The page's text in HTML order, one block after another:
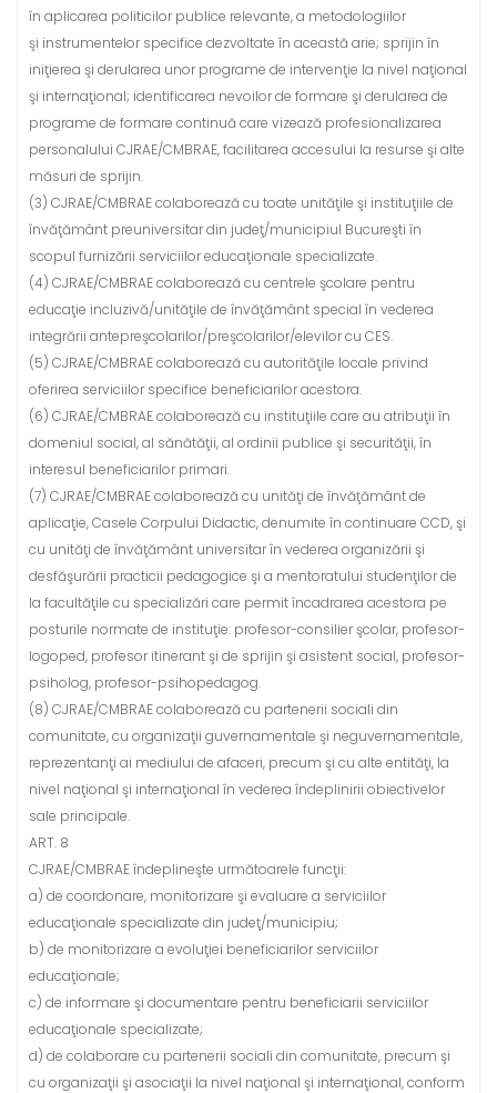
în aplicarea politicilor publice relevante, a metodologiilor
şi instrumentelor specifice dezvoltate în această arie; sprijin în
iniţierea şi derularea unor programe de intervenţie la nivel naţional
şi internaţional; identificarea nevoilor de formare şi derularea de
programe de formare continuă care vizează profesionalizarea
personalului CJRAE/CMBRAE, facilitarea accesului la resurse şi alte
măsuri de sprijin.
(3) CJRAE/CMBRAE colaborează cu toate unităţile şi instituţiile de
învăţământ preuniversitar din judeţ/municipiul Bucureşti în
scopul furnizării serviciilor educaţionale specializate.
(4) CJRAE/CMBRAE colaborează cu centrele şcolare pentru
educaţie incluzivă/unităţile de învăţământ special în vederea
integrării antepreşcolarilor/preşcolarilor/elevilor cu CES.
(5) CJRAE/CMBRAE colaborează cu autorităţile locale privind
oferirea serviciilor specifice beneficiarilor acestora.
(6) CJRAE/CMBRAE colaborează cu instituţiile care au atribuţii în
domeniul social, al sănătăţii, al ordinii publice şi securităţii, în
interesul beneficiarilor primari.
(7) CJRAE/CMBRAE colaborează cu unităţi de învăţământ de
aplicaţie, Casele Corpului Didactic, denumite în continuare CCD, şi
cu unităţi de învăţământ universitar în vederea organizării şi
desfăşurării practicii pedagogice şi a mentoratului studenţilor de
la facultăţile cu specializări care permit încadrarea acestora pe
posturile normate de instituţie: profesor-consilier şcolar, profesor-
logoped, profesor itinerant şi de sprijin şi asistent social, profesor-
psiholog, profesor-psihopedagog.
(8) CJRAE/CMBRAE colaborează cu partenerii sociali din
comunitate, cu organizaţii guvernamentale şi neguvernamentale,
reprezentanţi ai mediului de afaceri, precum şi cu alte entităţi, la
nivel naţional şi internaţional în vederea îndeplinirii obiectivelor
sale principale.
ART. 8
CJRAE/CMBRAE îndeplineşte următoarele funcţii:
a) de coordonare, monitorizare şi evaluare a serviciilor
educaţionale specializate din judeţ/municipiu;
b) de monitorizare a evoluţiei beneficiarilor serviciilor
educaţionale;
c) de informare şi documentare pentru beneficiarii serviciilor
educaţionale specializate;
d) de colaborare cu partenerii sociali din comunitate, precum şi
cu organizaţii şi asociaţii la nivel naţional şi internaţional, conform